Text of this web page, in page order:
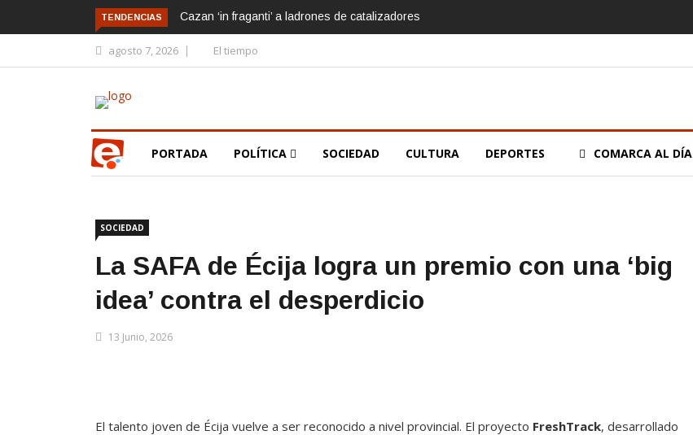
TENDENCIAS Cazan ‘in fraganti’ a ladrones de catalizadores
agosto 7, 2026 El tiempo
PORTADA POLÍTICA SOCIEDAD CULTURA DEPORTES COMARCA AL DÍA
SOCIEDAD
La SAFA de Écija logra un premio con una ‘big
idea’ contra el desperdicio
13 Junio, 2026
El talento joven de Écija vuelve a ser reconocido a nivel provincial. El proyecto FreshTrack, desarrollado